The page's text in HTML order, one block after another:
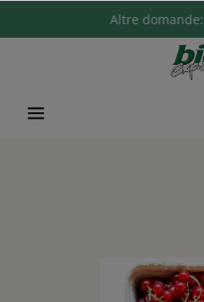
Altre domande: